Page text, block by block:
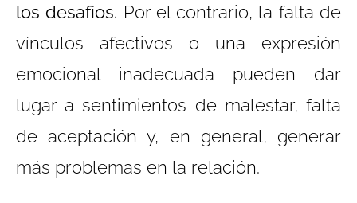
los desafíos. Por el contrario, la falta de
vínculos afectivos o una expresión
emocional inadecuada pueden dar
lugar a sentimientos de malestar, falta
de aceptación y, en general, generar
más problemas en la relación.